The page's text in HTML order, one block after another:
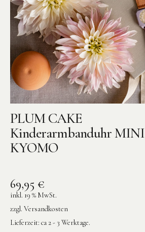
PLUM CAKE
Kinderarmbanduhr MINI
KYOMO
69,95 €
inkl. 19 % MwSt.
zzgl. Versandkosten
Lieferzeit: ca 2 - 3 Werktage.